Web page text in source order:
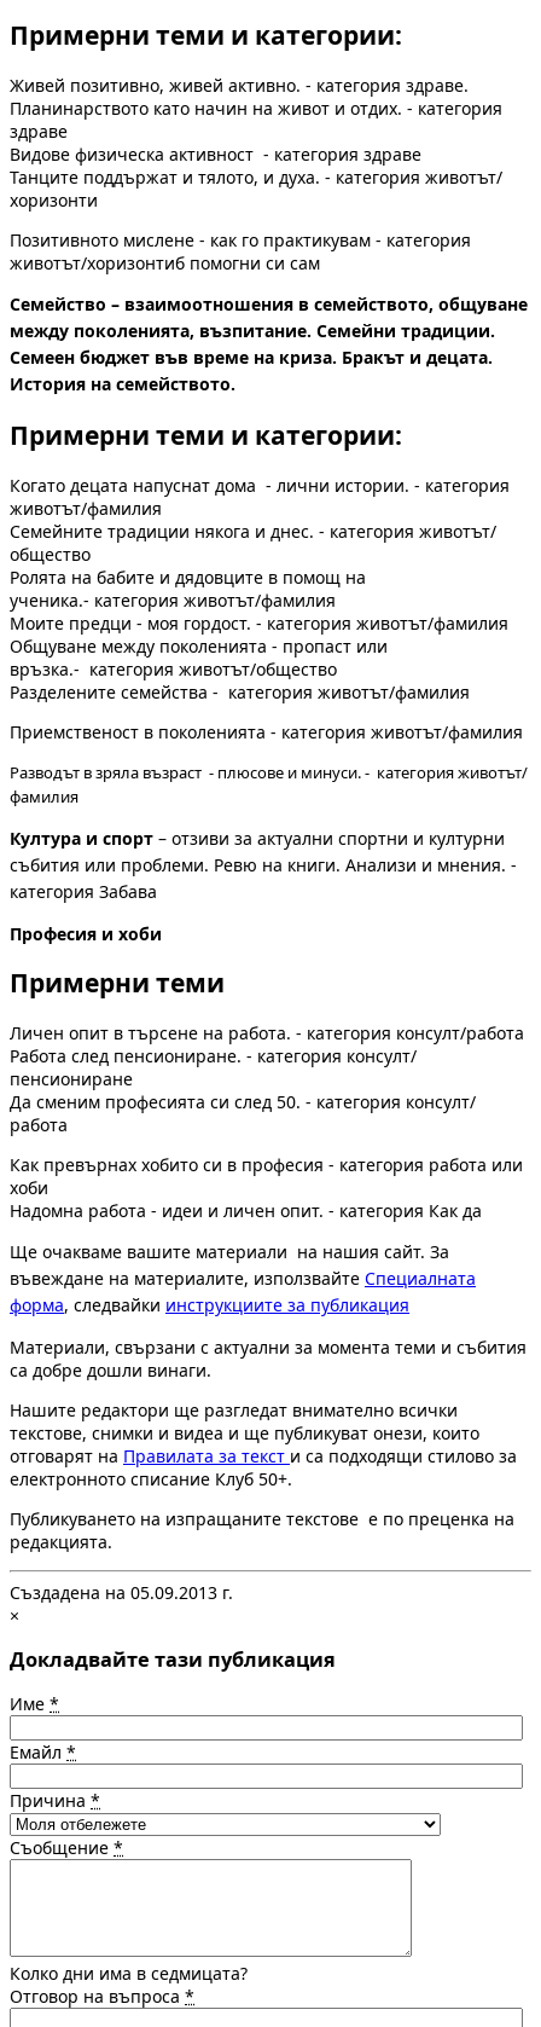
Примерни теми и категории:
Живей позитивно, живей активно. - категория здраве.
Планинарството като начин на живот и отдих. - категория
здраве
Видове физическа активност - категория здраве
Танците поддържат и тялото, и духа. - категория животът/
хоризонти
Позитивното мислене - как го практикувам - категория
животът/хоризонтиб помогни си сам
Семейство – взаимоотношения в семейството, общуване
между поколенията, възпитание. Семейни традиции.
Семеен бюджет във време на криза. Бракът и децата.
История на семейството.
Примерни теми и категории:
Когато децата напуснат дома - лични истории. - категория
животът/фамилия
Семейните традиции някога и днес. - категория животът/
общество
Ролята на бабите и дядовците в помощ на
ученика.- категория животът/фамилия
Моите предци - моя гордост. - категория животът/фамилия
Общуване между поколенията - пропаст или
връзка.- категория животът/общество
Разделените семейства - категория животът/фамилия
Приемственост в поколенията - категория животът/фамилия
Разводът в зряла възраст - плюсове и минуси. - категория животът/
фамилия
Култура и спорт – отзиви за актуални спортни и културни
събития или проблеми. Ревю на книги. Анализи и мнения. -
категория Забава
Професия и хоби
Примерни теми
Личен опит в търсене на работа. - категория консулт/работа
Работа след пенсиониране. - категория консулт/
пенсиониране
Да сменим професията си след 50. - категория консулт/
работа
Как превърнах хобито си в професия - категория работа или
хоби
Надомна работа - идеи и личен опит. - категория Как да
Ще очакваме вашите материали на нашия сайт. За
въвеждане на материалите, използвайте Специалната
форма, следвайки инструкциите за публикация
Материали, свързани с актуални за момента теми и събития
са добре дошли винаги.
Нашите редактори ще разгледат внимателно всички
текстове, снимки и видеа и ще публикуват онези, които
отговарят на Правилата за текст и са подходящи стилово за
електронното списание Клуб 50+.
Публикуването на изпращаните текстове е по преценка на
редакцията.
Създадена на 05.09.2013 г.
×
Докладвайте тази публикация
Име *
Емайл *
Причина *
Съобщение *
Колко дни има в седмицата?
Отговор на въпроса *